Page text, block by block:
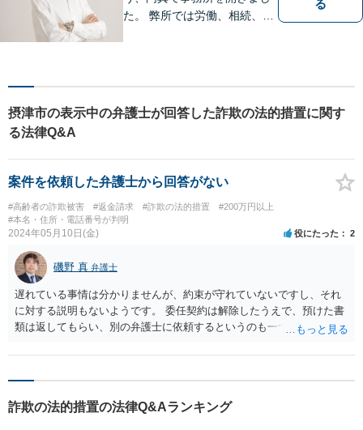
た。 弊所では労働、相続、離
す。
る
摂津市の表示中の弁護士が回答した詐欺の法的措置に関す
る法律Q&A
案件を依頼した弁護士から回答がない
#高齢者の詐欺被害 #返金請求 #詐欺の法的措置
#200万円以上
#本名・住所・電話番号が判明
2024年05月10日(金) 役にたった 2
磯野 真 弁護士
遅れている事情は分かりませんが、約束が守れていないですし、それ
に対する説明もないようです。 委任契約は解除したうえで、預けた書
類は返してもらい、別の弁護士に依頼するというのも一つの方法かと
のは難しいかも知れません。
詐欺の法的措置の法律Q&Aランキング